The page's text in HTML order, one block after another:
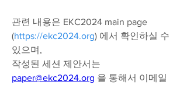
관련 내용은 EKC2024 main page
(https://ekc2024.org) 에서 확인하실 수
있으며,
paper@ekc2024.org 을 통해서 이메일